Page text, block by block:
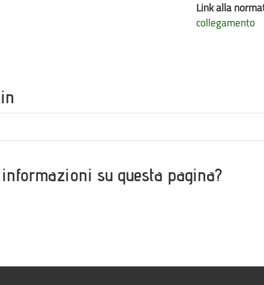
Link alla
collegamento
su questa pagina?